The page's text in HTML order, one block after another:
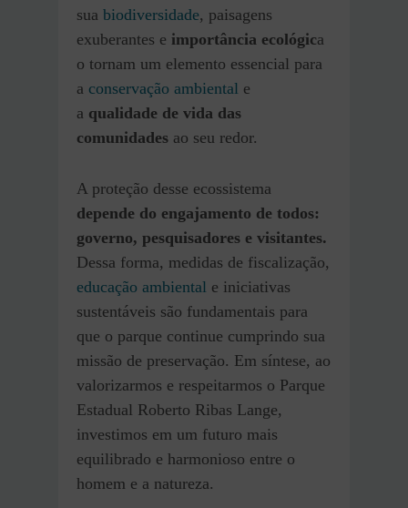
sua biodiversidade, paisagens
exuberantes e importância ecológica
o tornam um elemento essencial para
a conservação ambiental e
a qualidade de vida das
comunidades ao seu redor.
A proteção desse ecossistema
depende do engajamento de todos:
governo, pesquisadores e visitantes.
Dessa forma, medidas de fiscalização,
educação ambiental e iniciativas
sustentáveis são fundamentais para
que o parque continue cumprindo sua
missão de preservação. Em síntese, ao
valorizarmos e respeitarmos o Parque
Estadual Roberto Ribas Lange,
investimos em um futuro mais
equilibrado e harmonioso entre o
homem e a natureza.